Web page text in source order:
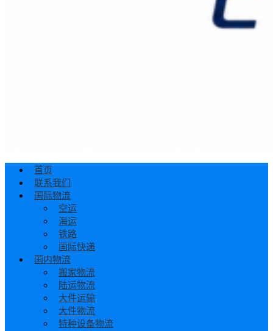
首页
联系我们
国际物流
空运
海运
铁路
国际快递
国内物流
搬家物流
陆运物流
大件运输
大件物流
特种设备物流